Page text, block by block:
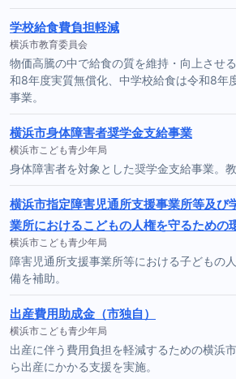
学校給食費負担軽減
横浜市教育委員会
物価高騰の中で給食の質を維持・向上させ
和8年度実質無償化、中学校給食は令和8年
事業。
横浜市身体障害者奨学金支給事業
横浜市こども青少年局
身体障害者を対象とした奨学金支給事業。
横浜市指定障害児通所支援事業所等及び
業所におけるこどもの人権を守るための
横浜市こども青少年局
障害児通所支援事業所等における子どもの
備を補助。
出産費用助成金（市独自）
横浜市こども青少年局
出産に伴う費用負担を軽減するための横浜
ら出産にかかる支援を実施。